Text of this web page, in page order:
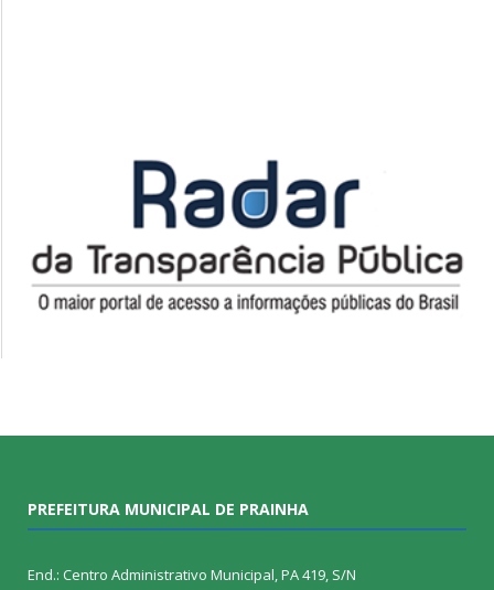
PREFEITURA MUNICIPAL DE PRAINHA
End.: Centro Administrativo Municipal, PA 419, S/N